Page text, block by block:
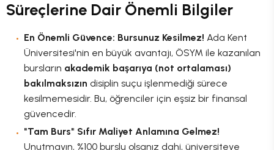
Süreçlerine Dair Önemli Bilgiler
En Önemli Güvence: Bursunuz Kesilmez! Ada Kent
Üniversitesi'nin en büyük avantajı, ÖSYM ile kazanılan
bursların akademik başarıya (not ortalaması)
bakılmaksızın disiplin suçu işlenmediği sürece
kesilmemesidir. Bu, öğrenciler için eşsiz bir finansal
güvencedir.
"Tam Burs" Sıfır Maliyet Anlamına Gelmez!
Unutmayın, %100 burslu olsanız dahi, üniversiteye